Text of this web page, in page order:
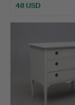
48 USD